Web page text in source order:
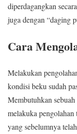
diperdagangkan
juga dengan “daging
Cara
Melakukan
kondisi beku sudah
Membutuhkan sebuah
melakuka pengolahan
yang sebelumnya